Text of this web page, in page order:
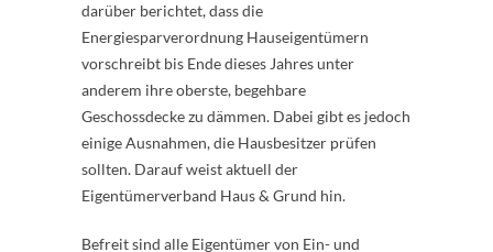
darüber berichtet, dass die
Energiesparverordnung Hauseigentümern
vorschreibt bis Ende dieses Jahres unter
anderem ihre oberste, begehbare
Geschossdecke zu dämmen. Dabei gibt es jedoch
einige Ausnahmen, die Hausbesitzer prüfen
sollten. Darauf weist aktuell der
Eigentümerverband Haus & Grund hin.
Befreit sind alle Eigentümer von Ein- und